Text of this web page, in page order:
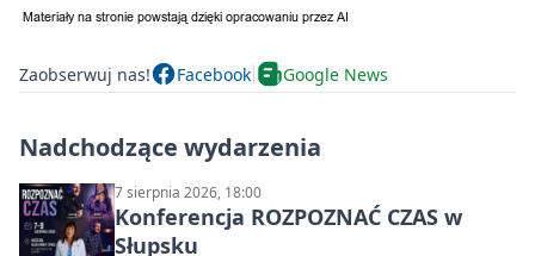
Zaobserwuj nas! Facebook Google News
Nadchodzące wydarzenia
7 sierpnia 2026, 18:00
Konferencja ROZPOZNAĆ CZAS w
Słupsku